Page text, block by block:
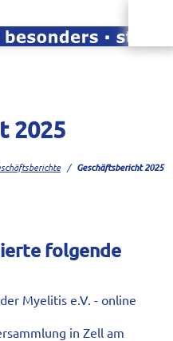
2025
Geschäftsbericht 2025
folgende
Myelitis e.V. - online
in Zell am